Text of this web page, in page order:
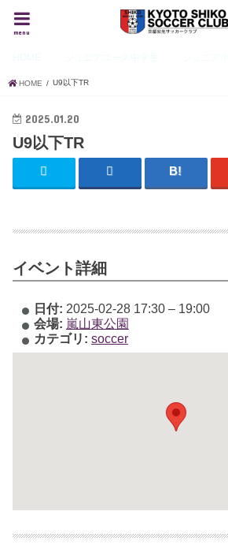
menu
HOME U9以下TR
2025.01.20
U9以下TR
イベント詳細
日付: 2025-02-28 17:30– 19:00
会場: 嵐山東公園
カテゴリ: soccer